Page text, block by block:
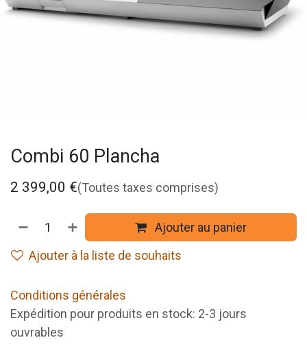
Combi 60 Plancha
2 399,00 €(Toutes taxes comprises)
Ajouter au panier
Ajouter à la liste de souhaits
Conditions générales
Expédition pour produits en stock: 2-3 jours
ouvrables